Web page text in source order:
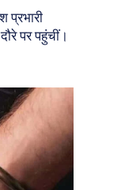
प्रभारी
पर पहुंचीं।